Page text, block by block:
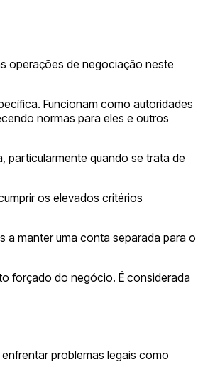
operações de negociação neste
Funcionam como autoridades
normas para eles e outros
particularmente quando se trata de
os elevados critérios
a manter uma conta separada para o
forçado do negócio. É considerada
problemas legais como